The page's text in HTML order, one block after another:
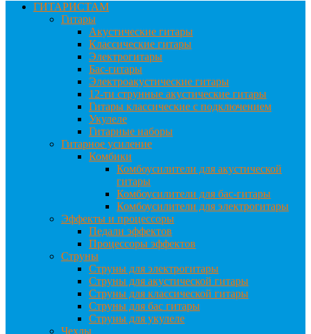
ГИТАРИСТАМ
Гитары
Акустические гитары
Классические гитары
Электрогитары
Бас-гитары
Электроакустические гитары
12-ти струнные акустические гитары
Гитары классические с подключением
Укулеле
Гитарные наборы
Гитарное усиление
Комбики
Комбоусилители для акустической
гитары
Комбоусилители для бас-гитары
Комбоусилители для электрогитары
Эффекты и процессоры
Педали эффектов
Процессоры эффектов
Струны
Струны для электрогитары
Струны для акустической гитары
Струны для классической гитары
Струны для бас гитары
Струны для укулеле
Чехлы